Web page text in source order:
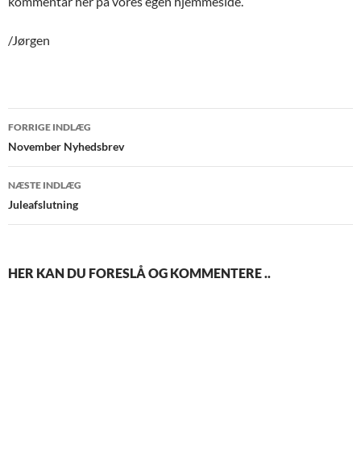
/Jørgen
Indlægsnavigation
FORRIGE INDLÆG
November Nyhedsbrev
NÆSTE INDLÆG
Juleafslutning
HER KAN DU FORESLÅ OG KOMMENTERE ..